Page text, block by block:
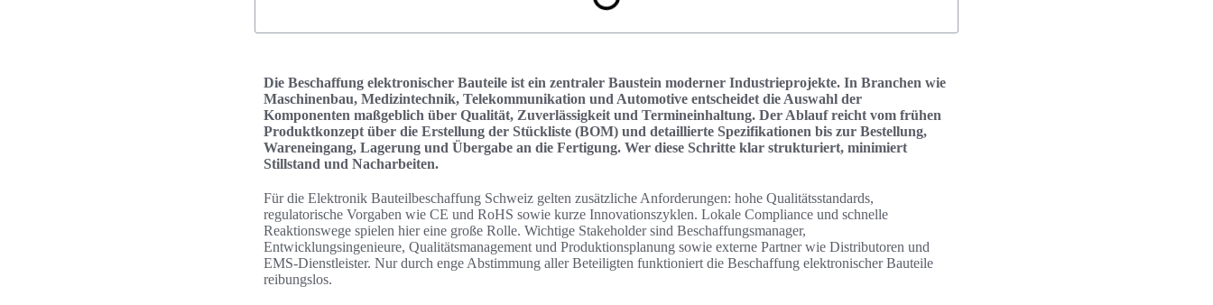
Die Beschaffung elektronischer Bauteile ist ein zentraler Baustein moderner Industrieprojekte. In Branchen wie
Maschinenbau, Medizintechnik, Telekommunikation und Automotive entscheidet die Auswahl der
Komponenten maßgeblich über Qualität, Zuverlässigkeit und Termineinhaltung. Der Ablauf reicht vom frühen
Produktkonzept über die Erstellung der Stückliste (BOM) und detaillierte Spezifikationen bis zur Bestellung,
Wareneingang, Lagerung und Übergabe an die Fertigung. Wer diese Schritte klar strukturiert, minimiert
Stillstand und Nacharbeiten.
Für die Elektronik Bauteilbeschaffung Schweiz gelten zusätzliche Anforderungen: hohe Qualitätsstandards,
regulatorische Vorgaben wie CE und RoHS sowie kurze Innovationszyklen. Lokale Compliance und schnelle
Reaktionswege spielen hier eine große Rolle. Wichtige Stakeholder sind Beschaffungsmanager,
Entwicklungsingenieure, Qualitätsmanagement und Produktionsplanung sowie externe Partner wie Distributoren und
EMS-Dienstleister. Nur durch enge Abstimmung aller Beteiligten funktioniert die Beschaffung elektronischer Bauteile
reibungslos.